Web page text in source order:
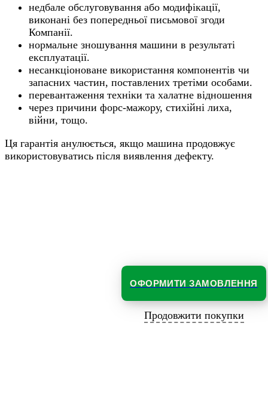
недбале обслуговування або модифікації,
виконані без попередньої письмової згоди
Компанії.
нормальне зношування машини в результаті
експлуатації.
несанкціоноване використання компонентів чи
запасних частин, поставлених третіми особами.
перевантаження техніки та халатне відношення
через причини форс-мажору, стихійні лиха,
війни, тощо.
Ця гарантія анулюється, якщо машина продовжує
використовуватись після виявлення дефекту.
ОФОРМИТИ ЗАМОВЛЕННЯ
Продовжити покупки